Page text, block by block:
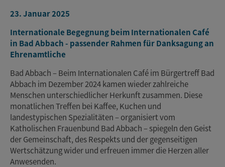
23. Januar 2025
Internationale Begegnung beim Internationalen Café
in Bad Abbach - passender Rahmen für Danksagung an
Ehrenamtliche
Bad Abbach – Beim Internationalen Café im Bürgertreff Bad
Abbach im Dezember 2024 kamen wieder zahlreiche
Menschen unterschiedlicher Herkunft zusammen. Diese
monatlichen Treffen bei Kaffee, Kuchen und
landestypischen Spezialitäten – organisiert vom
Katholischen Frauenbund Bad Abbach – spiegeln den Geist
der Gemeinschaft, des Respekts und der gegenseitigen
Wertschätzung wider und erfreuen immer die Herzen aller
Anwesenden.